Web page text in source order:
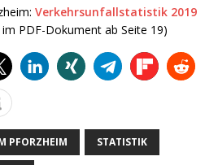
Verkehrsunfallstatistik 2019
PDF-Dokument ab Seite 19)
PFORZHEIM STATISTIK